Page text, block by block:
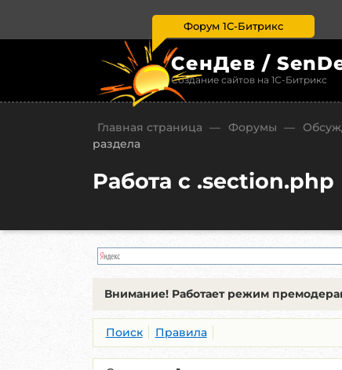
Форум 1С-Битрикс
СенДев /
Создание сайтов на 1С-Битрикс
Главная страница — Форумы —
раздела
Работа с
Внимание! Работает режим
Поиск Правила